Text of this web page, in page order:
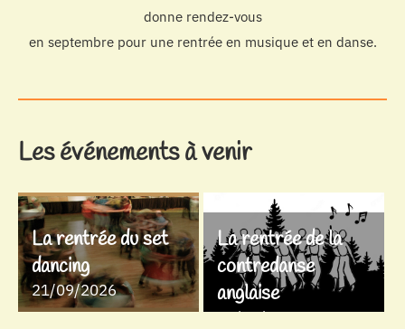
donne rendez-vous
en septembre pour une rentrée en musique et en danse.
Les événements à venir
La rentrée du set
dancing
21/09/2026
La rentrée de la
contredanse
anglaise
28/09/2026